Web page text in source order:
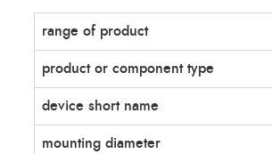
range of product
product or component type
device short name
mounting diameter